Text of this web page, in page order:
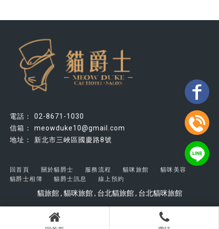
02-8671-1030
meowduke10@gmail.com
新北市三峽區國慶路8號
回首頁 關於貓爵士 服務流程 貓咪旅館
貓咪美容
貓爵士相簿
貓爵士訊息 線上預約
貓旅館 貓咪旅館 台北貓旅館 台北貓咪旅館